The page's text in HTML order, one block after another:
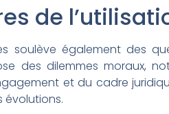
de
soulève également des
des dilemmes moraux,
et du cadre
évolutions.